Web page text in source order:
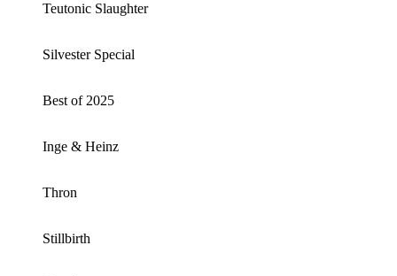
Teutonic Slaughter
Silvester Special
Best of 2025
Inge & Heinz
Thron
Stillbirth